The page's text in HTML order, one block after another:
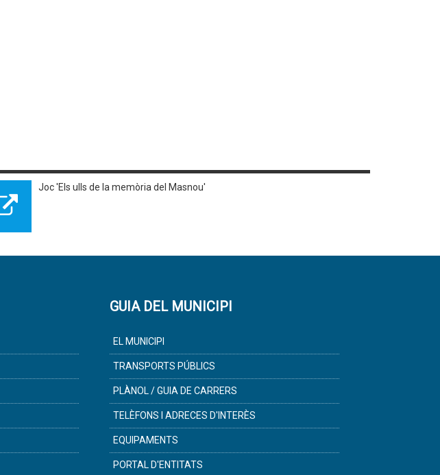
Joc 'Els ulls de la memòria del Masnou'
GUIA DEL MUNICIPI
EL MUNICIPI
TRANSPORTS PÚBLICS
PLÀNOL / GUIA DE CARRERS
TELÈFONS I ADRECES D'INTERÈS
EQUIPAMENTS
PORTAL D'ENTITATS